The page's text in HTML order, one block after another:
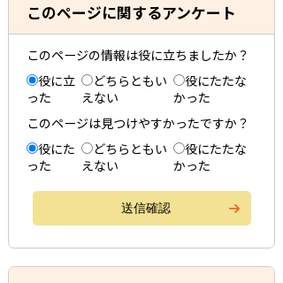
このページに関するアンケート
このページの情報は役に立ちましたか？
役に立
った
どちらともい
えない
役にたたな
かった
このページは見つけやすかったですか？
役にた
った
どちらともい
えない
役にたたな
かった